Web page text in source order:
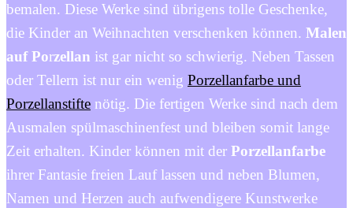
bemalen. Diese Werke sind übrigens tolle Geschenke,
die Kinder an Weihnachten verschenken können. Malen
auf Porzellan ist gar nicht so schwierig. Neben Tassen
oder Tellern ist nur ein wenig Porzellanfarbe und
Porzellanstifte nötig. Die fertigen Werke sind nach dem
Ausmalen spülmaschinenfest und bleiben somit lange
Zeit erhalten. Kinder können mit der Porzellanfarbe
ihrer Fantasie freien Lauf lassen und neben Blumen,
Namen und Herzen auch aufwendigere Kunstwerke